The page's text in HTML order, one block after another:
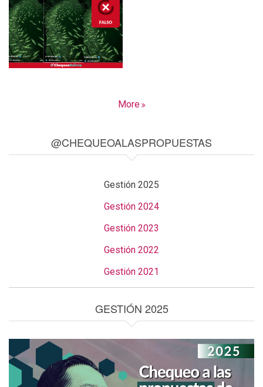
More
@CHEQUEOALASPROPUESTAS
Gestión 2025
Gestión 2024
Gestión 2023
Gestión 2022
Gestión 2021
GESTIÓN 2025